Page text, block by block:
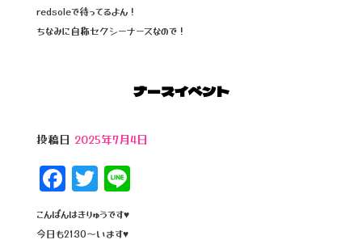
redsoleで待ってるよん！
ちなみに自称セクシーナースなので！
ナースイベント
投稿日 2025年7月4日
F
a
c
T
wi
tt
Li
こんばんはきりゅうです♥
今日も21:30～います♥